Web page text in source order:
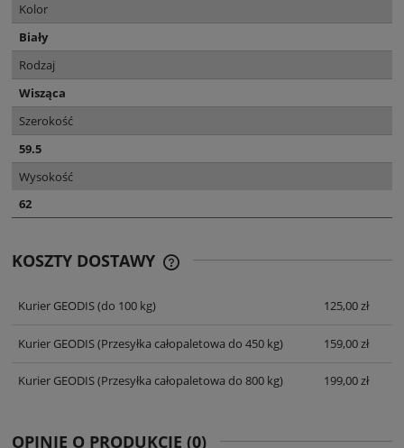
Kolor
Biały
Rodzaj
Wisząca
Szerokość
59.5
Wysokość
62
KOSZTY DOSTAWY
Kurier GEODIS(do 100 kg) 125,00 zł
Kurier GEODIS(Przesyłka całopaletowa do 450 kg) 159,00 zł
Kurier GEODIS(Przesyłka całopaletowa do 800 kg) 199,00 zł
OPINIE O PRODUKCIE (0)